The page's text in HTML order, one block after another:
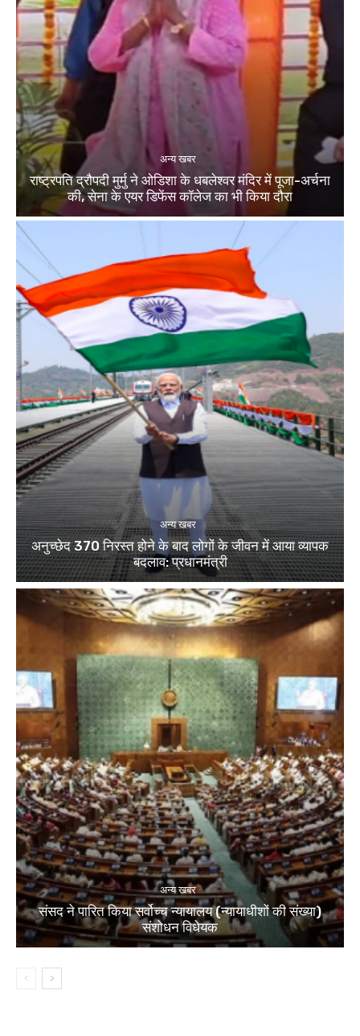
अन्य खबर
राष्ट्रपति द्रौपदी मुर्मु ने ओडिशा के धबलेश्वर मंदिर में पूजा-अर्चना
की, सेना के एयर डिफेंस कॉलेज का भी किया दौरा
अन्य खबर
अनुच्छेद 370 निरस्त होने के बाद लोगों के जीवन में आया व्यापक
बदलाव: प्रधानमंत्री
अन्य खबर
संसद ने पारित किया सर्वोच्च न्यायालय (न्यायाधीशों की संख्या)
संशोधन विधेयक